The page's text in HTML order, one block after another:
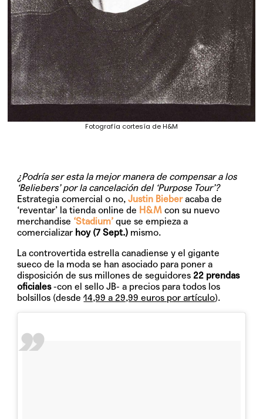
Fotografía cortesía de H&M
¿Podría ser esta la mejor manera de compensar a los
‘Beliebers’ por la cancelación del ‘Purpose Tour’?
Estrategia comercial o no,Justin Bieberacaba de
‘reventar’ la tienda online de H&M con su nuevo
merchandise ‘Stadium’ que se empieza a
comercializar hoy (7 Sept.) mismo.
La controvertida estrella canadiense y el gigante
sueco de la moda se han asociado para poner a
disposición de sus millones de seguidores 22 prendas
oficiales-con el sello JB- a precios para todos los
bolsillos (desde14,99 a 29,99 euros por artículo).